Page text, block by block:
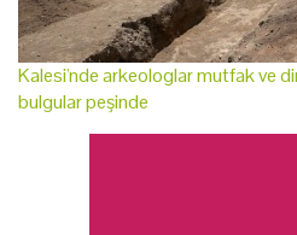
Kalesi'nde arkeologlar mutfak ve
bulgular peşinde